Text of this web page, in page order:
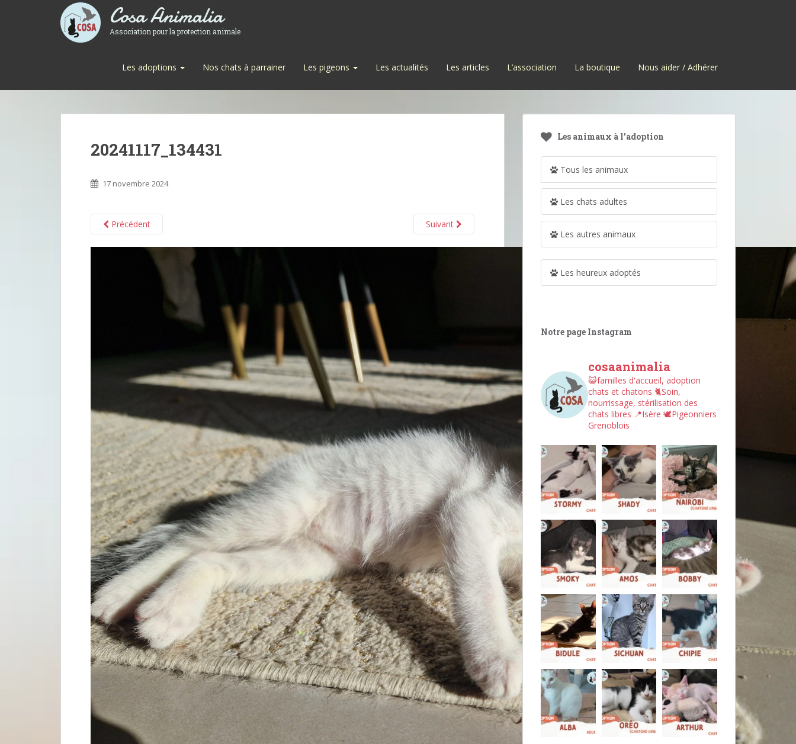
Cosa Animalia
Association pour la protection animale
Les adoptions Nos chats à parrainer Les pigeons Les actualités Les articles L’association La boutique Nous aider / Adhérer
20241117_134431
17 novembre 2024
Précédent Suivant
Les animaux à l’adoption
Tous les animaux
Les chats adultes
Les autres animaux
Les heureux adoptés
Notre page Instagram
cosaanimalia
😺familles d'accueil, adoption
chats et chatons 🐈Soin,
nourrissage, stérilisation des
chats libres 📍Isère 🕊︎Pigeonniers
Grenoblois